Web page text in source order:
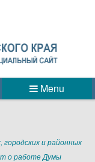
Menu
и районных
о работе Думы